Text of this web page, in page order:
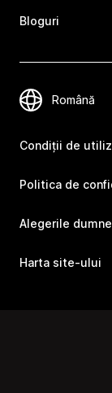
Bloguri
Condiții de
Politica de
Alegerile
Harta site-ului